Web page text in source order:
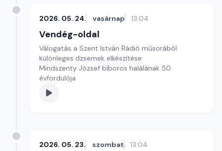
2026. 05. 24. vasárnap 13:04
Vendég-oldal
Válogatás a Szent István Rádió műsorából
különleges dzsemek elkészítése
Mindszenty József bíboros halálának 50.
évfordulója
2026. 05. 23. szombat 13:04